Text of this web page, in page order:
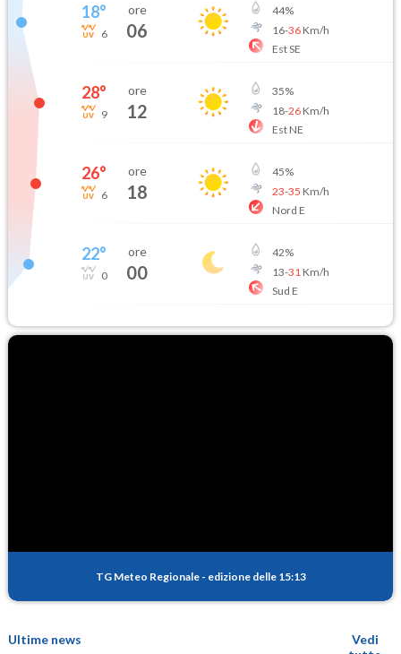
18°
6
ore
06
44%
16-36Km/h
Est SE
28°
9
ore
12
35%
18-26Km/h
Est NE
26°
6
ore
18
45%
23-35 Km/h
Nord E
22°
0
ore
00
42%
13-31 Km/h
Sud E
TG Meteo Regionale - edizione delle 15:13
Ultime news
Vedi